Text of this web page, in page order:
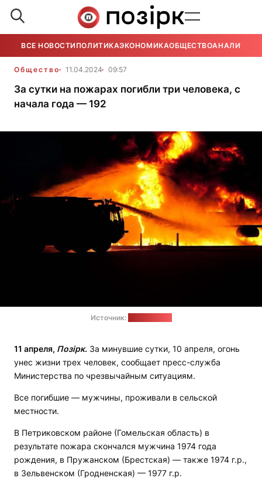
ВСЕ НОВОСТИ ПОЛИТИКАЭКОНОМИКАОБЩЕСТВОАНАЛИТИКА
Общество 11.04.2024 09:57
За сутки на пожарах погибли три человека, с
начала года — 192
Источник:
11 апреля, Позірк. За минувшие сутки, 10 апреля, огонь
унес жизни трех человек, сообщает пресс-служба
Министерства по чрезвычайным ситуациям.
Все погибшие — мужчины, проживали в сельской
местности.
В Петриковском районе (Гомельская область) в
результате пожара скончался мужчина 1974 года
рождения, в Пружанском (Брестская) — также 1974 г.р.,
в Зельвенском (Гродненская) — 1977 г.р.